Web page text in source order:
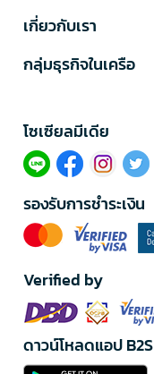
เกี่ยวกับเรา
กลุ่มธุรกิจในเครือ
โซเซียลมีเดีย​
รองรับการชำระเงิน
Verified by
ดาวน์โหลดแอป B2S